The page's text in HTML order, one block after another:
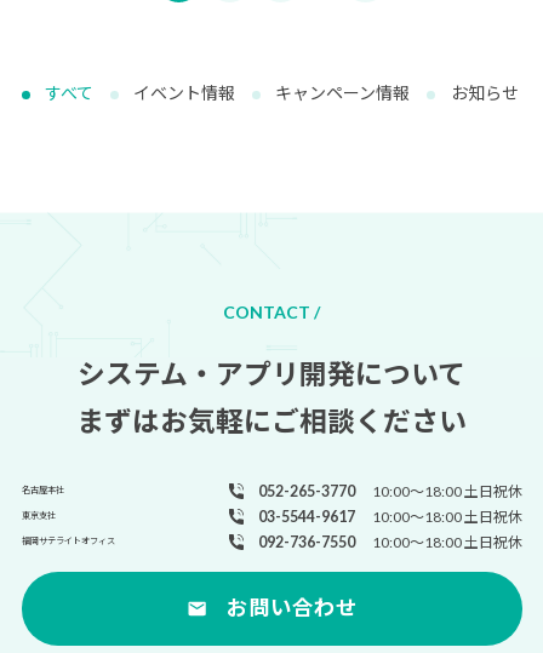
すべて イベント情報 キャンペーン情報 お知らせ
CONTACT /
システム・アプリ開発について
まずはお気軽にご相談ください
名古屋本社 052-265-3770 10:00～18:00 土日祝休
東京支社 03-5544-9617 10:00～18:00 土日祝休
福岡サテライトオフィス 092-736-7550 10:00～18:00 土日祝休
お問い合わせ